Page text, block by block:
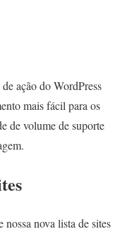
ação do WordPress
mais fácil para os
de volume de suporte
nova lista de sites